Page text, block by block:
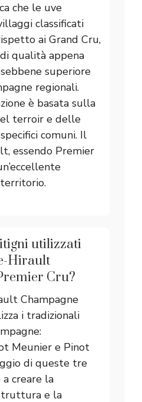
che le uve
classificati
ai Grand Cru,
qualità appena
superiore
regionali.
è basata sulla
terroir e delle
comuni. Il
essendo Premier
utilizzati
Hirault
Cru?
Champagne
i tradizionali
Meunier e Pinot
di queste tre
creare la
e la